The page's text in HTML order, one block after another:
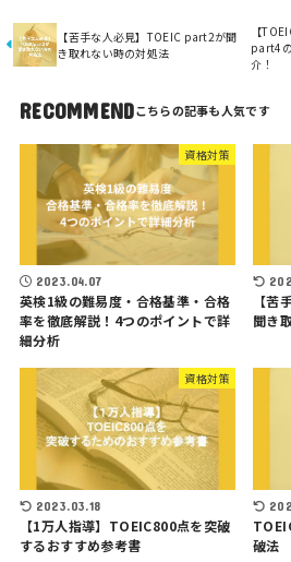
【苦手な人必見】TOEIC part2が聞
き取れない時の対処法
【
part4
介！
RECOMMEND
資格対策
2023.04.07
英検1級の難易度・合格基準・合格
率を徹底解説！4つのポイントで詳
細分析
【
聞き
資格対策
2023.03.18
【1万人指導】TOEIC800点を突破
するおすすめ参考書
破法